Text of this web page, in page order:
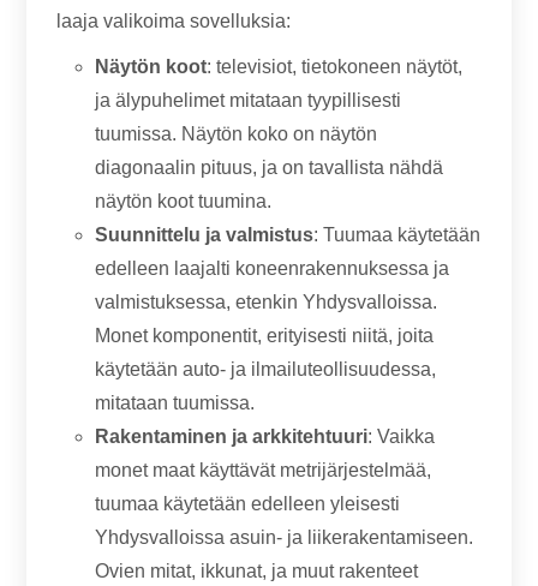
laaja valikoima sovelluksia:
Näytön koot: televisiot, tietokoneen näytöt,
ja älypuhelimet mitataan tyypillisesti
tuumissa. Näytön koko on näytön
diagonaalin pituus, ja on tavallista nähdä
näytön koot tuumina.
Suunnittelu ja valmistus: Tuumaa käytetään
edelleen laajalti koneenrakennuksessa ja
valmistuksessa, etenkin Yhdysvalloissa.
Monet komponentit, erityisesti niitä, joita
käytetään auto- ja ilmailuteollisuudessa,
mitataan tuumissa.
Rakentaminen ja arkkitehtuuri: Vaikka
monet maat käyttävät metrijärjestelmää,
tuumaa käytetään edelleen yleisesti
Yhdysvalloissa asuin- ja liikerakentamiseen.
Ovien mitat, ikkunat, ja muut rakenteet